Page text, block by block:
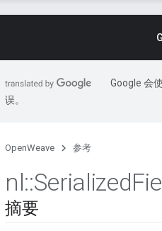
Google 会
误。
OpenWeave 参考
nl::Serialized
摘要